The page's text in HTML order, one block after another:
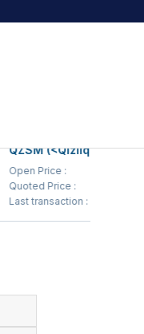
(<Qizilqumsement>
Price :
Price :
transaction :